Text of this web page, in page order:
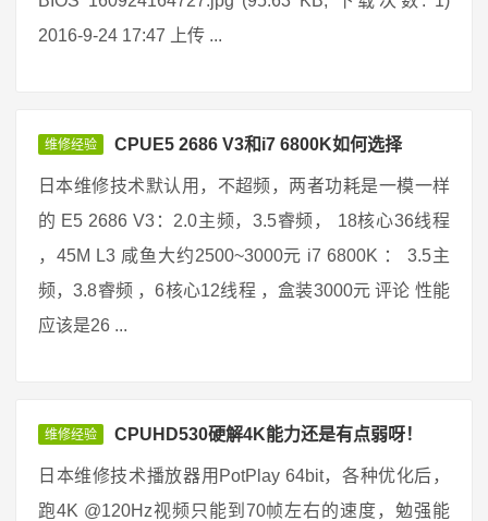
2016-9-24 17:47 上传 ...
维修经验 CPUE5 2686 V3和i7 6800K如何选择
日本维修技术默认用，不超频，两者功耗是一模一样
的 E5 2686 V3：2.0主频，3.5睿频， 18核心36线程
，45M L3 咸鱼大约2500~3000元 i7 6800K ： 3.5主
频，3.8睿频 ，6核心12线程 ，盒装3000元 评论 性能
应该是26 ...
维修经验 CPUHD530硬解4K能力还是有点弱呀！
日本维修技术播放器用PotPlay 64bit，各种优化后，
跑4K @120Hz视频只能到70帧左右的速度，勉强能